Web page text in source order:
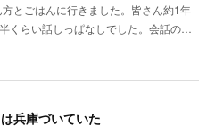
とごはんに行きました。皆さん約1年
くらい話しっぱなしでした。会話の…
兵庫づいていた